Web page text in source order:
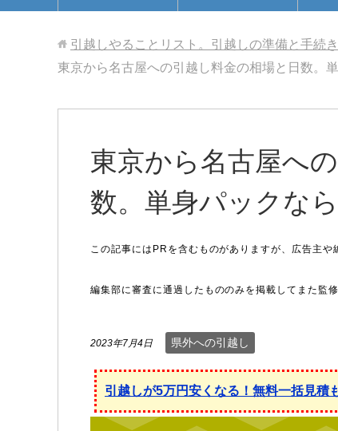
引越しやることリスト。引越しの準備と手続
東京から名古屋への引越し料金の相場と日数。
東京から名古屋へ
数。単身パックな
2023年7月4日 県外への引越し
引越しが5万円安くなる！無料一括見積